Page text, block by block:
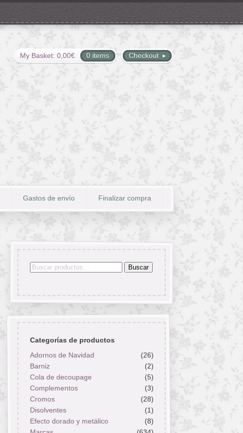
Checkout
My Basket: 0,00€ 0 items
Gastos de envío Finalizar compra
Buscar
Buscar
Categorías de productos
Adornos de Navidad
(26)
Barniz
(2)
Cola de decoupage
(5)
Complementos
(3)
Cromos
(28)
Disolventes
(1)
Efecto dorado y metálico
(8)